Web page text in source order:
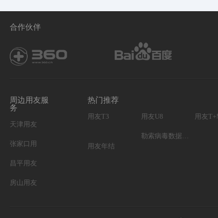
合作伙伴
周边用友服
务
天津用友
张家口用
昌平用友
房山用友
热门推荐
用友T3 用友U8 用友
用友年结
勒索病毒数据恢复